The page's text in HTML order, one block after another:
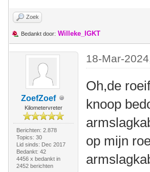
Zoek
Bedankt door: Willeke_IGKT
ZoefZoef
Kilometervreter
Berichten: 2.878
Topics: 30
Lid sinds: Dec 2017
Bedankt: 42
4456 x bedankt in
2452 berichten
18-Mar-
Oh,de
knoop
op mijn